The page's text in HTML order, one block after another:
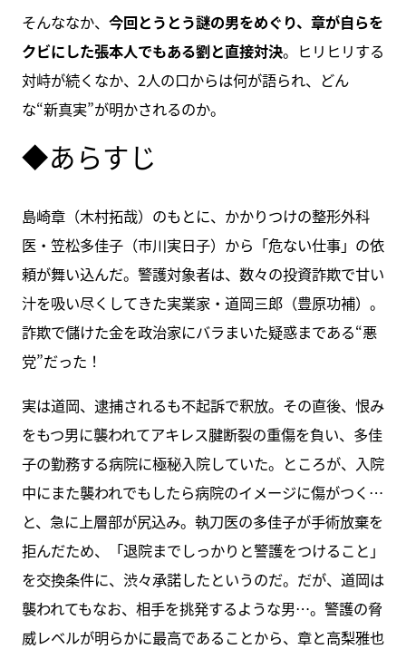
そんななか、 今回とうとう謎の男をめぐり、章が自らを
クビにした張本人でもある劉と直接対決。ヒリヒリする
対峙が続くなか、2人の口からは何が語られ、どん
な“新真実”が明かされるのか。
◆あらすじ
島崎章（木村拓哉）のもとに、かかりつけの整形外科
医・笠松多佳子（市川実日子）から「危ない仕事」の依
頼が舞い込んだ。警護対象者は、数々の投資詐欺で甘い
汁を吸い尽くしてきた実業家・道岡三郎（豊原功補）。
詐欺で儲けた金を政治家にバラまいた疑惑まである“悪
党”だった！
実は道岡、逮捕されるも不起訴で釈放。その直後、恨み
をもつ男に襲われてアキレス腱断裂の重傷を負い、多佳
子の勤務する病院に極秘入院していた。ところが、入院
中にまた襲われでもしたら病院のイメージに傷がつく…
と、急に上層部が尻込み。執刀医の多佳子が手術放棄を
拒んだため、「退院までしっかりと警護をつけること」
を交換条件に、渋々承諾したというのだ。だが、道岡は
襲われてもなお、相手を挑発するような男…。警護の脅
威レベルが明らかに最高であることから、章と高梨雅也